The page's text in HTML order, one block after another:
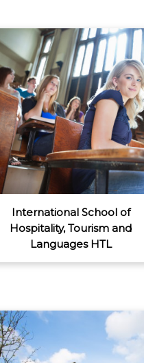
International School of
Hospitality, Tourism and
Languages HTL